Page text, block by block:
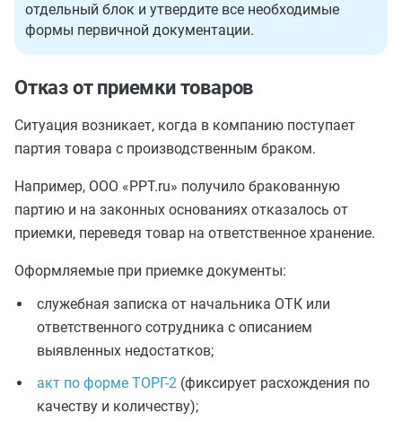
отдельный блок и утвердите все необходимые
формы первичной документации.
Отказ от приемки товаров
Ситуация возникает, когда в компанию поступает
партия товара с производственным браком.
Например, ООО «PPT.ru» получило бракованную
партию и на законных основаниях отказалось от
приемки, переведя товар на ответственное хранение.
Оформляемые при приемке документы:
служебная записка от начальника ОТК или
ответственного сотрудника с описанием
выявленных недостатков;
акт по форме ТОРГ-2 (фиксирует расхождения по
качеству и количеству);